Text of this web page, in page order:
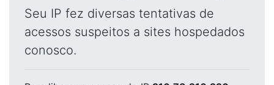
Seu IP fez diversas tentativas de
acessos suspeitos a sites hospedados
conosco.